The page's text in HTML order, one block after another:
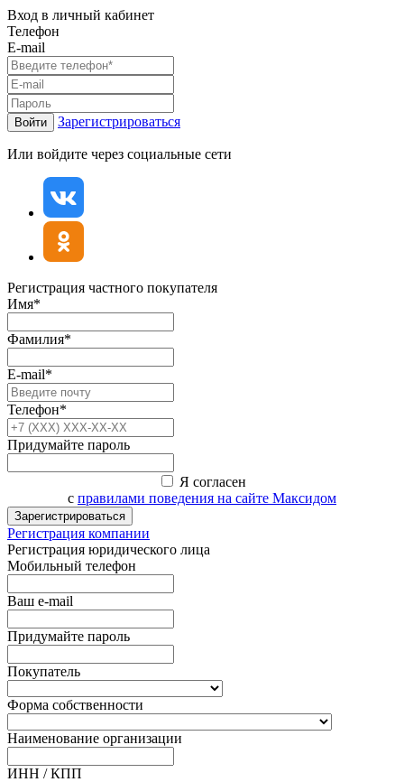
Вход в личный кабинет
Телефон
E-mail
Войти Зарегистрироваться
Или войдите через социальные сети
Регистрация частного покупателя
Имя*
Фамилия*
E-mail*
Телефон*
Придумайте пароль
Я согласен
с правилами поведения на сайте Максидом
Зарегистрироваться
Регистрация компании
Регистрация юридического лица
Мобильный телефон
Ваш e-mail
Придумайте пароль
Покупатель
Форма собственности
Наименование организации
ИНН / КПП